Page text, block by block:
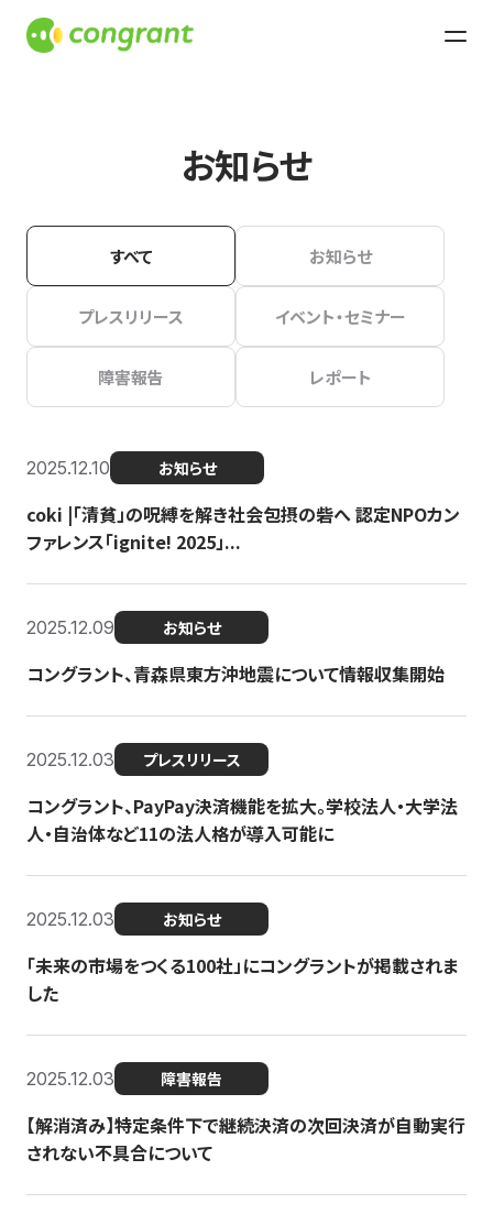
お知らせ
すべて お知らせ
プレスリリース イベント・セミナー
障害報告 レポート
2025.12.10 お知らせ
coki |「清貧」の呪縛を解き社会包摂の砦へ 認定NPOカン
ファレンス「ignite! 2025」...
2025.12.09 お知らせ
コングラント、青森県東方沖地震について情報収集開始
2025.12.03 プレスリリース
コングラント、PayPay決済機能を拡大。学校法人・大学法
人・自治体など11の法人格が導入可能に
2025.12.03 お知らせ
「未来の市場をつくる100社」にコングラントが掲載されま
した
2025.12.03 障害報告
【解消済み】特定条件下で継続決済の次回決済が自動実行
されない不具合について